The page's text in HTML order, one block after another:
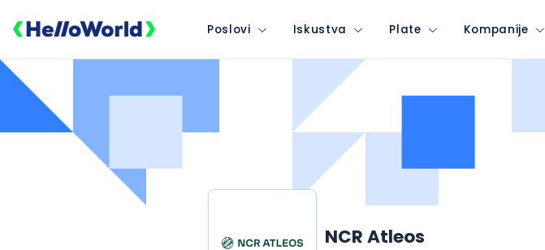
Poslovi Iskustva Plate Kompanije
NCR Atleos